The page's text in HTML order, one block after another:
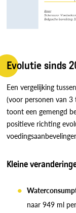
Evolutie sinds
Een vergelijking
(voor personen van
toont een gemengd
positieve richting
Kleine
naar 949 ml